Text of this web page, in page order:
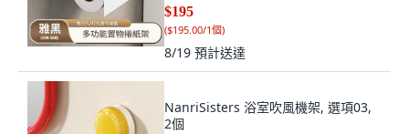
$195
($195.00/1個)
8/19 預計送達
NanriSisters 浴室吹風機架, 選項03,
2個